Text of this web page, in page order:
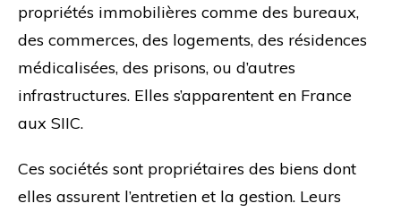
propriétés immobilières comme des bureaux,
des commerces, des logements, des résidences
médicalisées, des prisons, ou d’autres
infrastructures. Elles s’apparentent en France
aux SIIC.
Ces sociétés sont propriétaires des biens dont
elles assurent l’entretien et la gestion. Leurs